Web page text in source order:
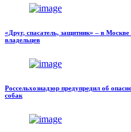
«Друг, спасатель, защитник» – в
владельцев
Россельхознадзор предупредил об
собак